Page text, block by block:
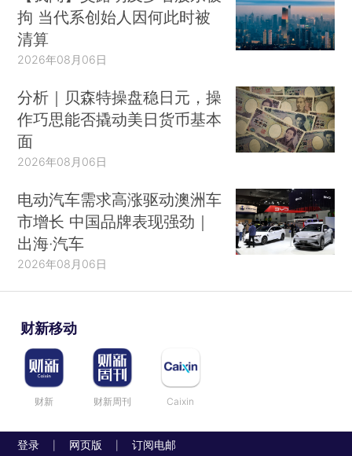
拘 当代系创始人因何此时被
清算
2026年08月06日
分析｜贝森特操盘稳日元，操
作巧思能否撬动美日货币基本
面
2026年08月06日
电动汽车需求高涨驱动澳洲车
市增长 中国品牌表现强劲｜
出海·汽车
2026年08月06日
财新移动
财新 财新周刊 Caixin
登录 网页版 订阅电邮